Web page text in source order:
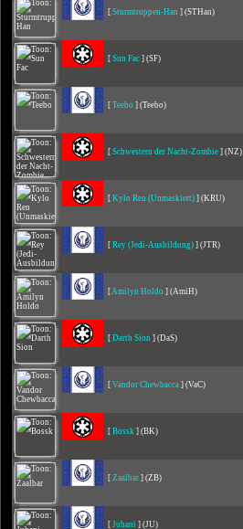
[ Sturmtruppen-Han ] (STHan)
[ Sun Fac ] (SF)
[ Teebo ] (Teebo)
[ Schwestern der Nacht-Zombie ] (NZ)
[ Kylo Ren (Unmaskiert) ] (KRU)
[ Rey (Jedi-Ausbildung) ] (JTR)
[Amilyn Holdo ] (AmiH)
[ Darth Sion ] (DaS)
[ Vandor Chewbacca ] (VaC)
[ Bossk ] (BK)
[ Zaalbar ] (ZB)
[ Juhani ] (JU)